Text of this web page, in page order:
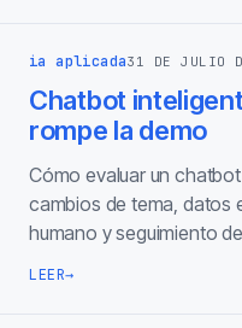
ia aplicada31 DE JULIO
Chatbot
rompe la demo
Cómo evaluar un
cambios de tema, datos
humano y seguimiento
LEER→